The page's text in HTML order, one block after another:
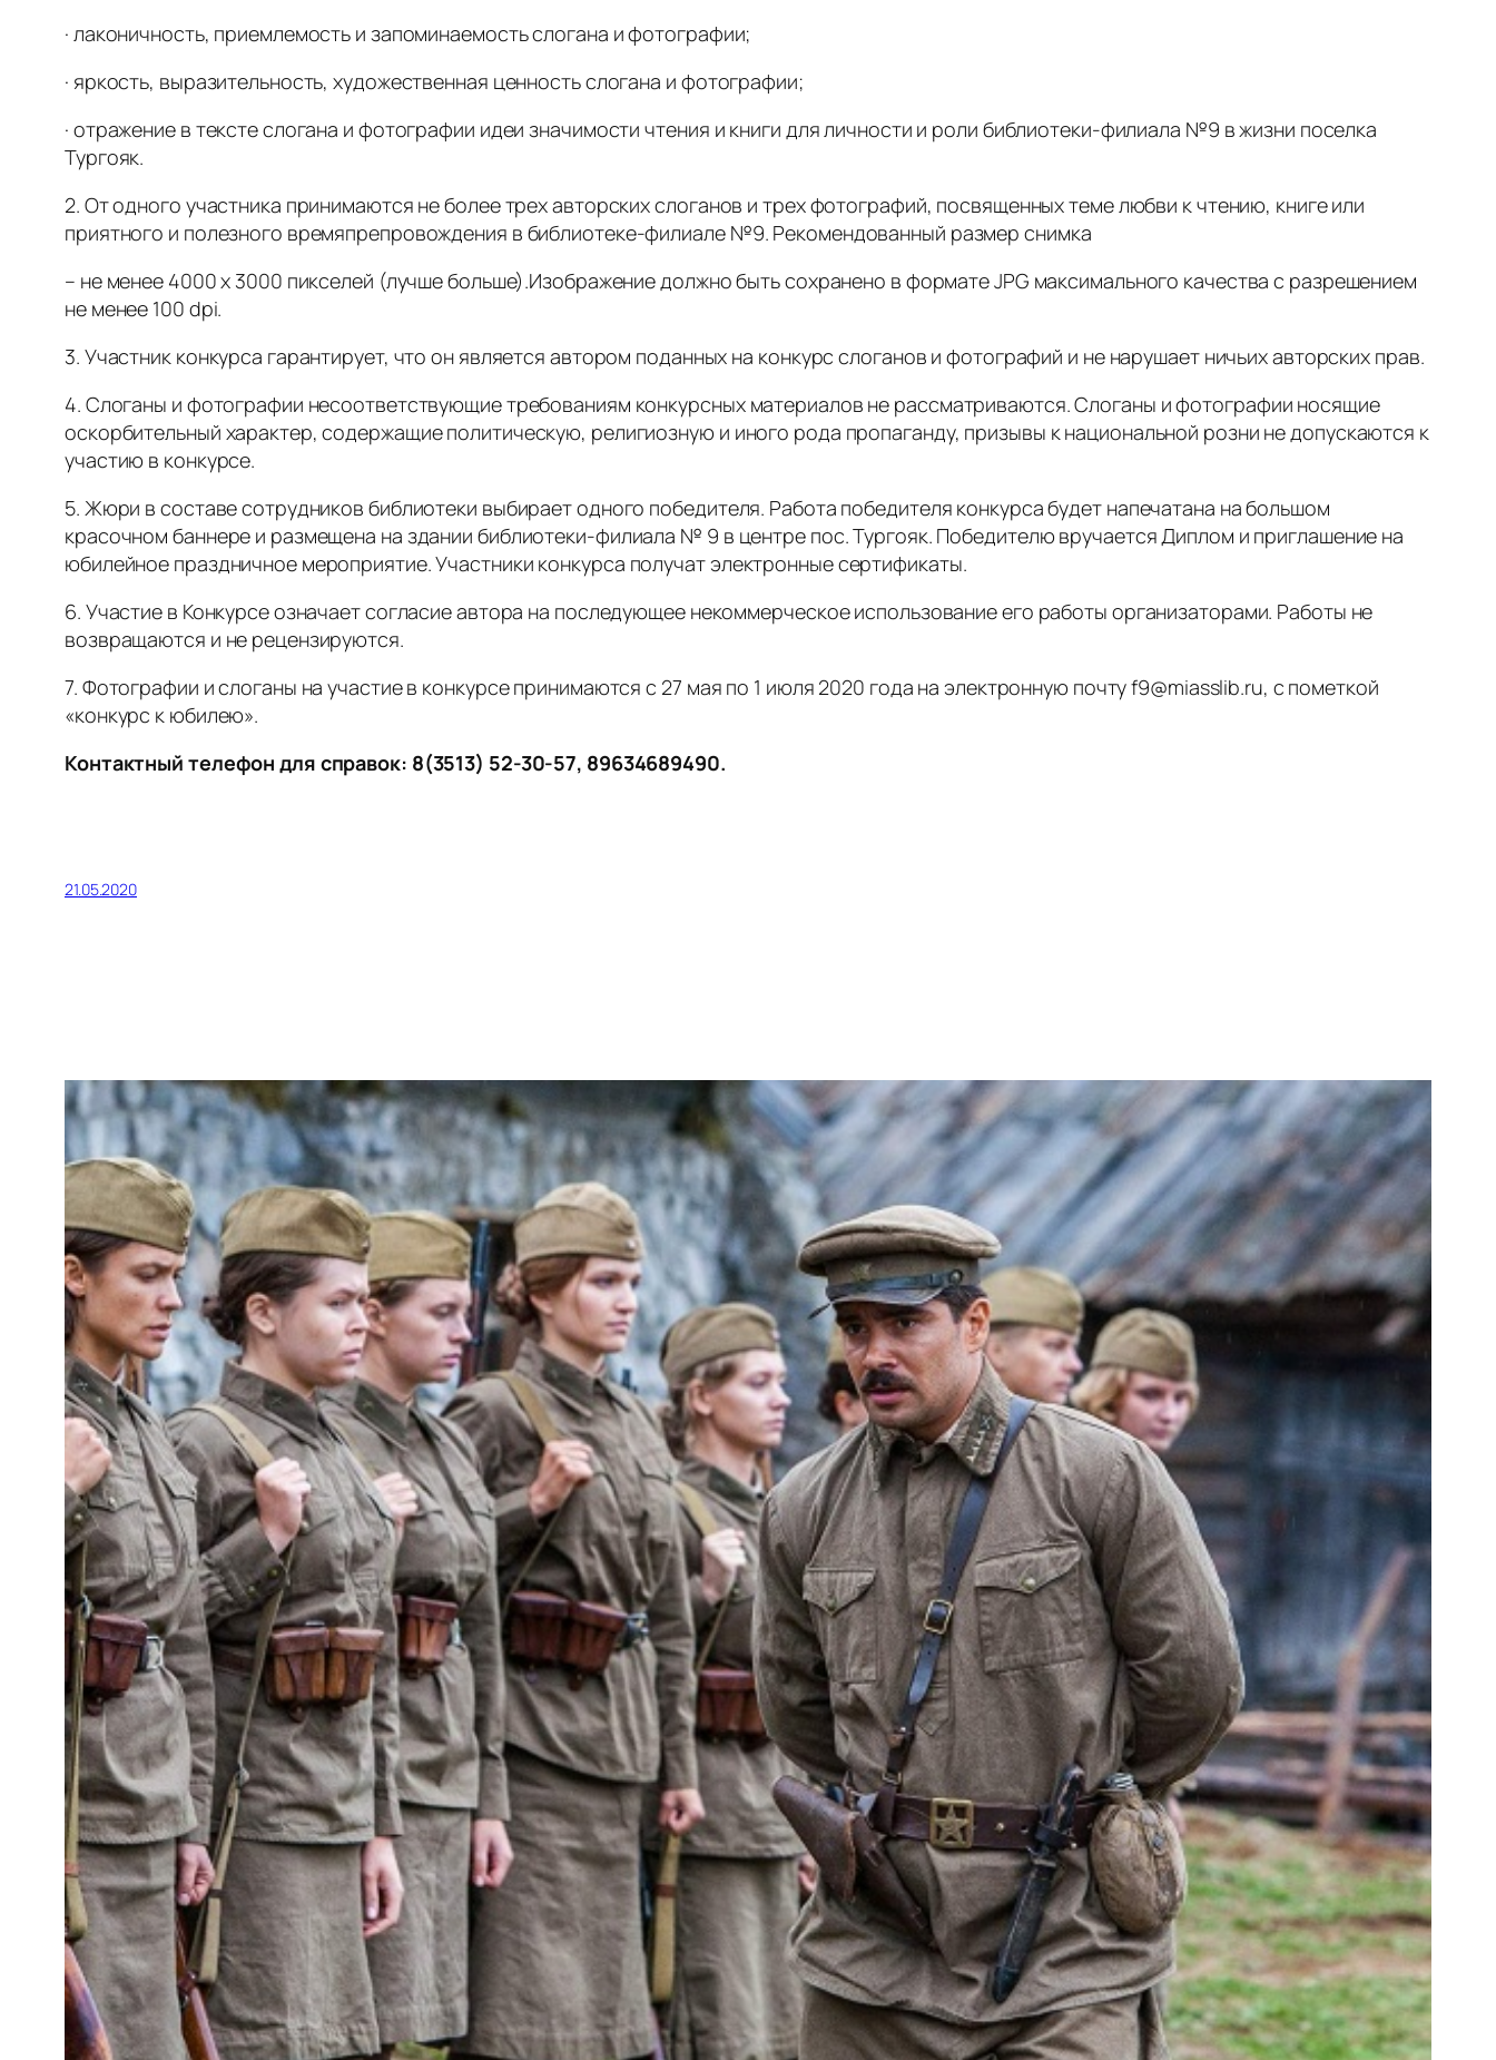
· лаконичность, приемлемость и запоминаемость слогана и фотографии;
· яркость, выразительность, художественная ценность слогана и фотографии;
· отражение в тексте слогана и фотографии идеи значимости чтения и книги для личности и роли библиотеки-филиала №9 в жизни поселка
Тургояк.
2. От одного участника принимаются не более трех авторских слоганов и трех фотографий, посвященных теме любви к чтению, книге или
приятного и полезного времяпрепровождения в библиотеке-филиале №9. Рекомендованный размер снимка
– не менее 4000 х 3000 пикселей (лучше больше).Изображение должно быть сохранено в формате JPG максимального качества с разрешением
не менее 100 dpi.
3. Участник конкурса гарантирует, что он является автором поданных на конкурс слоганов и фотографий и не нарушает ничьих авторских прав.
4. Слоганы и фотографии несоответствующие требованиям конкурсных материалов не рассматриваются. Слоганы и фотографии носящие
оскорбительный характер, содержащие политическую, религиозную и иного рода пропаганду, призывы к национальной розни не допускаются к
участию в конкурсе.
5. Жюри в составе сотрудников библиотеки выбирает одного победителя. Работа победителя конкурса будет напечатана на большом
красочном баннере и размещена на здании библиотеки-филиала № 9 в центре пос. Тургояк. Победителю вручается Диплом и приглашение на
юбилейное праздничное мероприятие. Участники конкурса получат электронные сертификаты.
6. Участие в Конкурсе означает согласие автора на последующее некоммерческое использование его работы организаторами. Работы не
возвращаются и не рецензируются.
7. Фотографии и слоганы на участие в конкурсе принимаются с 27 мая по 1 июля 2020 года на электронную почту f9@miasslib.ru, с пометкой
«конкурс к юбилею».
Контактный телефон для справок: 8(3513) 52-30-57, 89634689490.
21.05.2020